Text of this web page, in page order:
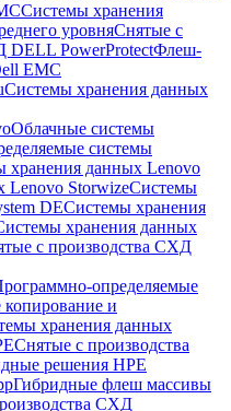
Системы хранения
уровняСнятые с
PowerProtectФлеш-
EMC
Системы хранения данных
Облачные системы
системы
хранения данных Lenovo
Lenovo StorwizeСистемы
DEСистемы хранения
хранения данных
с производства СХД
определяемые
копирование и
хранения данных
Снятые с производства
решения HPE
Гибридные флеш массивы
СХД